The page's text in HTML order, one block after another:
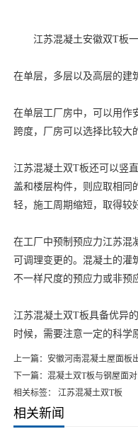
江苏混凝土安徽双T板
在单层，多层以及高层的建
在单层工厂房中，可以用作
跨度，厂房可以选择比较大
江苏混凝土双T板还可以竖
盖和楼层构件，则应取相同
轻，施工周期缩短，取得较
在工厂中预制预应力江苏混
可调理变更的。混凝土的灌
不一样尺度的预应力或非预
江苏混凝土双T板具备优异
时候，需要注意一定的科学
上一篇： 安徽河南混凝土屋面板
下一篇： 混凝土双T板与钢屋面
相关标签： 江苏混凝土双T板
相关新闻